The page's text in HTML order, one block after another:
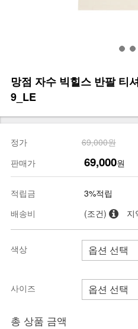
망점 자수 빅힐스 반팔 티
9_LE
정가
69,000원
판매가
69,000원
적립금
3%적립
배송비
(조건) 지
색상
사이즈
총 상품 금액